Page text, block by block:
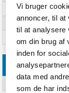
Vi bruger
annoncer, til at
til at analysere
om din brug af
inden for
data med
som de har
Materiale
Emballage